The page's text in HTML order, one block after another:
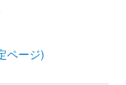
ページ)